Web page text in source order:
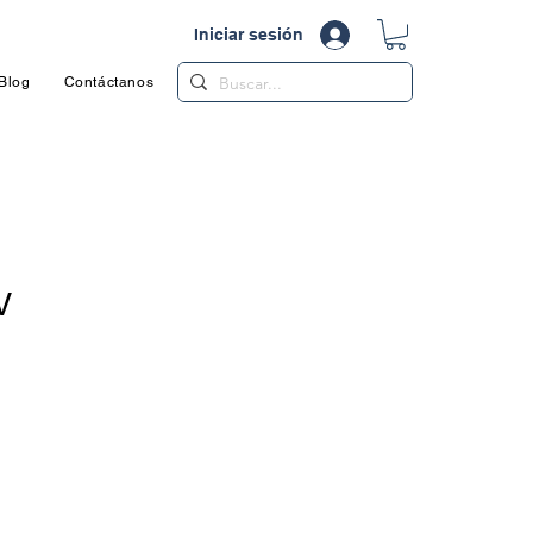
Blog Contáctanos Libro de Reclamaciones Virtual
Iniciar sesión